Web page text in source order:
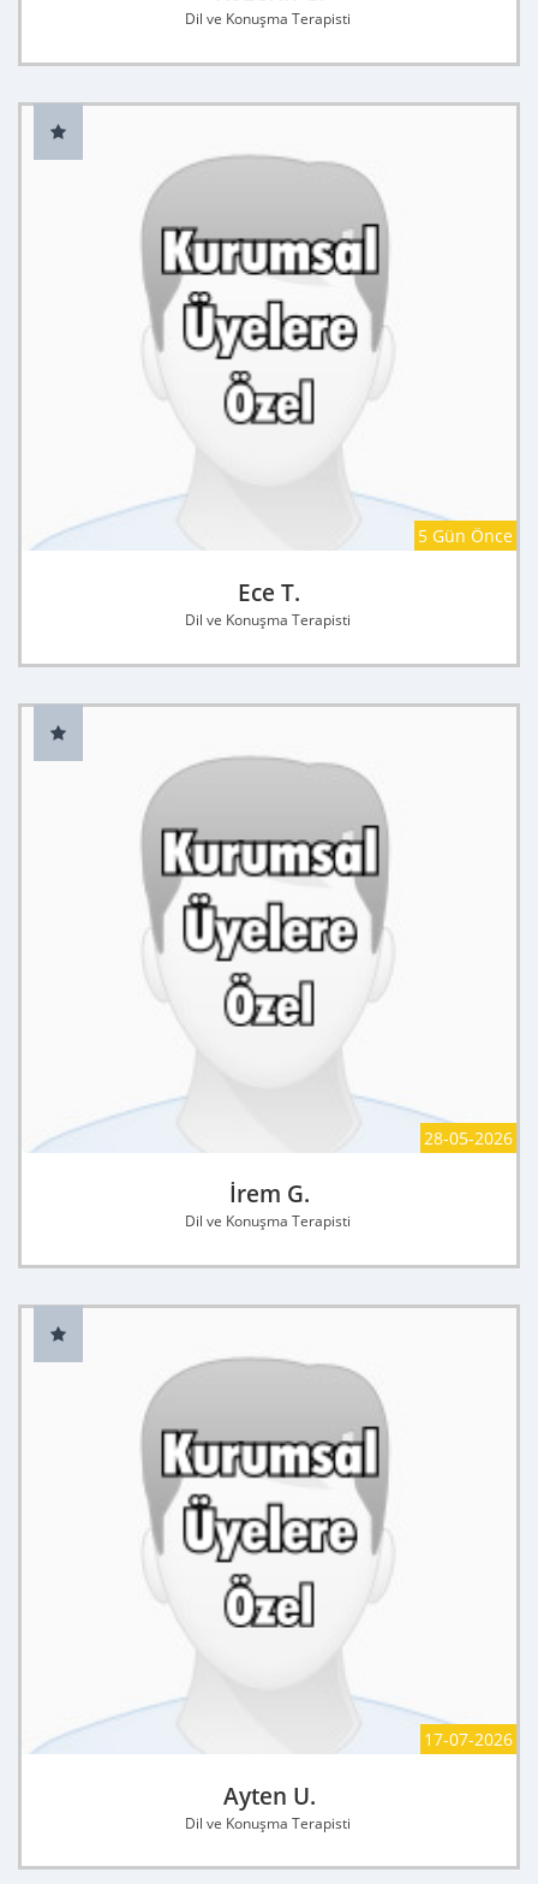
Dil ve Konuşma Terapisti
5 Gün Önce
Ece T.
Dil ve Konuşma Terapisti
28-05-2026
İrem G.
Dil ve Konuşma Terapisti
17-07-2026
Ayten U.
Dil ve Konuşma Terapisti